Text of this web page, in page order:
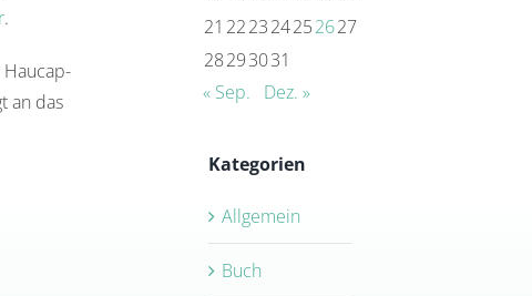
.
an das
21 222324252627
28293031
« Sep.
Dez. »
Kategorien
Allgemein
Buch